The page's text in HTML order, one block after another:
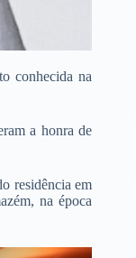
conhecida na
a honra de
residência em
na época